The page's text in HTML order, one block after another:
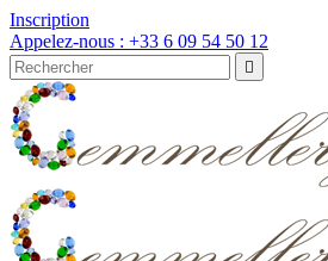
Inscription
Appelez-nous : +33 6 09 54 50 12
